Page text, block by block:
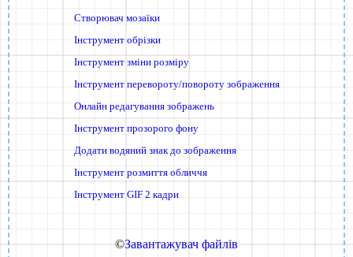
Створювач мозаїки
Інструмент обрізки
Інструмент зміни розміру
Інструмент перевороту/повороту зображення
Онлайн редагування зображень
Інструмент прозорого фону
Додати водяний знак до зображення
Інструмент розмиття обличчя
Інструмент GIF 2 кадри
©Завантажувач файлів